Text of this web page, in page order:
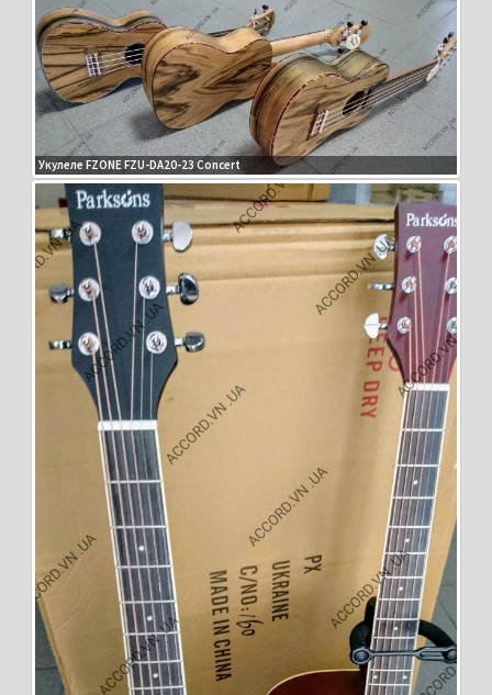
Укулеле FZONE FZU-DA20-23 Concert